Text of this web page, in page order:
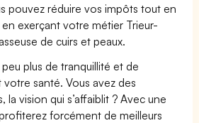
pouvez réduire vos impôts tout en
exerçant votre métier Trieur-
de cuirs et peaux.
plus de tranquillité et de
santé. Vous avez des
la vision qui s’affaiblit ? Avec une
forcément de meilleurs